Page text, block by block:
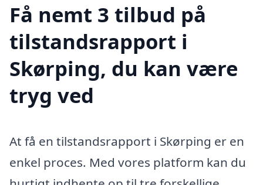
Få nemt 3 tilbud på
tilstandsrapport i
Skørping, du kan være
tryg ved
At få en tilstandsrapport i Skørping er en
enkel proces. Med vores platform kan du